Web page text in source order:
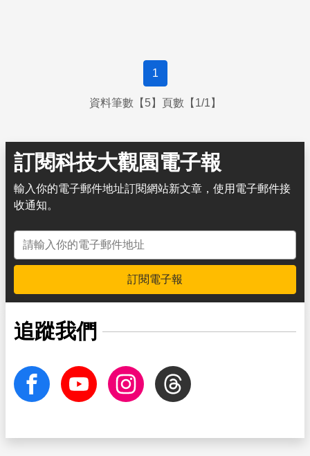
1
資料筆數【5】頁數【1/1】
訂閱科技大觀園電子報
輸入你的電子郵件地址訂閱網站新文章，使用電子郵件接
收通知。
電子郵件地址
訂閱電子報
追蹤我們
facebook Youtube InstagramThreads